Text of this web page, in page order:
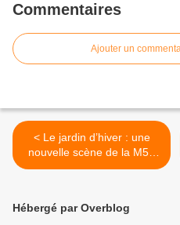
Commentaires
Ajouter un
< Le jardin d’hiver : une
nouvelle scène de la M5S
qui évolue dans l’harmonie
Hébergé par Overblog